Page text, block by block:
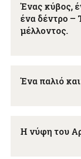
Ένας κύβος,
ένα δέντρο –
μέλλοντος.
Ένα παλιό
Η νύφη του